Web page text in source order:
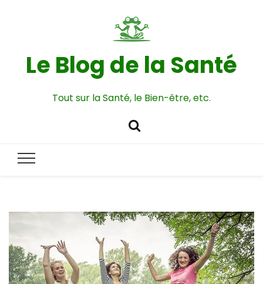
Le Blog de la Santé
Tout sur la Santé, le Bien-être, etc.